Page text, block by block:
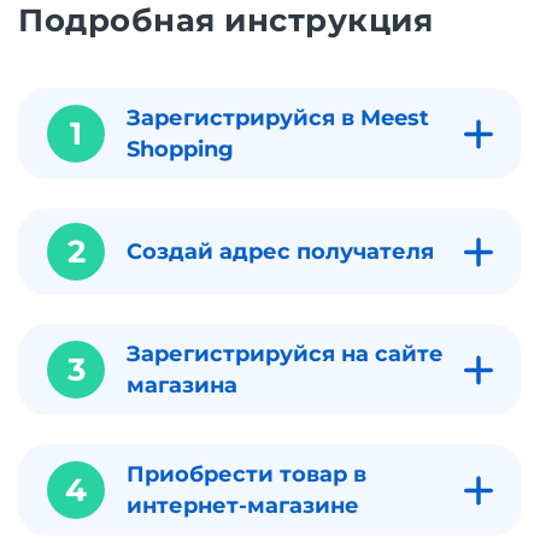
Подробная инструкция
1
Зарегистрируйся в Meest
Shopping
2 Создай адрес получателя
3
Зарегистрируйся на сайте
магазина
4
Приобрести товар в
интернет-магазине